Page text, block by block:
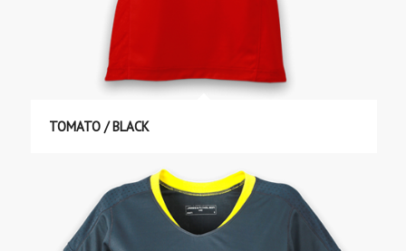
TOMATO / BLACK